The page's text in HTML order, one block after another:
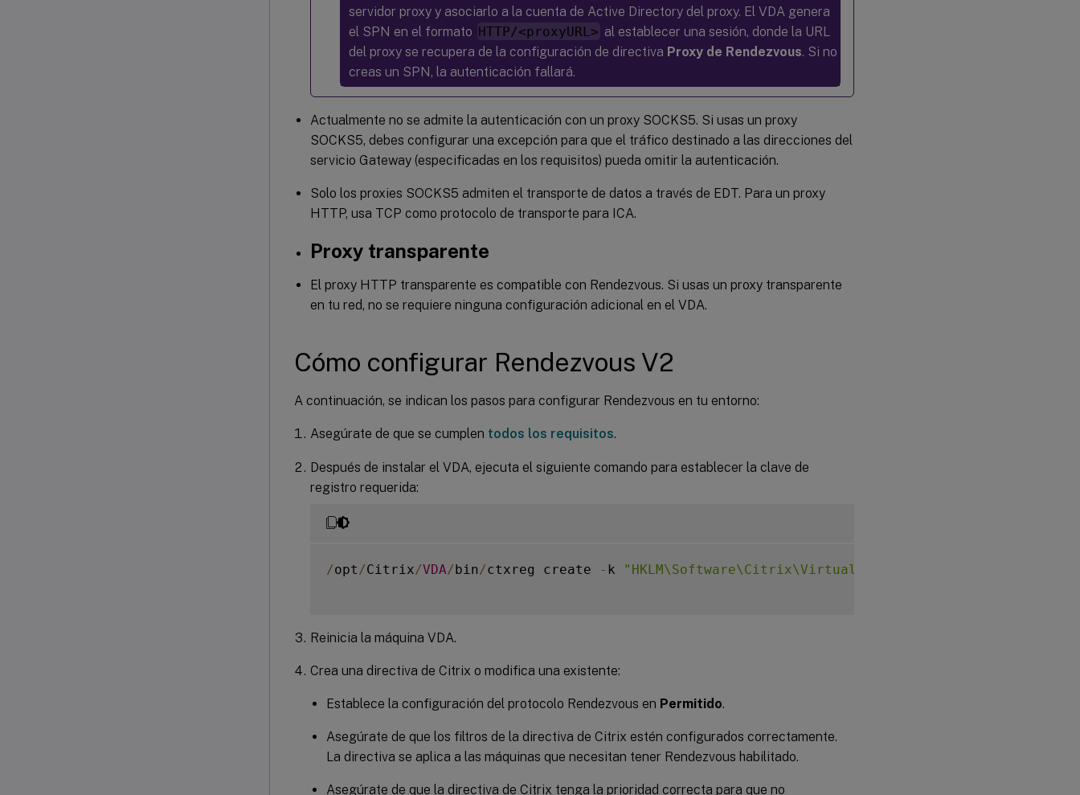
servidor proxy y asociarlo a la cuenta de Active Directory del proxy. El VDA genera
el SPN en el formato HTTP/<proxyURL> al establecer una sesión, donde la URL
del proxy se recupera de la configuración de directiva Proxy de Rendezvous. Si no
creas un SPN, la autenticación fallará.
Actualmente no se admite la autenticación con un proxy SOCKS5. Si usas un proxy
SOCKS5, debes configurar una excepción para que el tráfico destinado a las direcciones del
servicio Gateway (especificadas en los requisitos) pueda omitir la autenticación.
Solo los proxies SOCKS5 admiten el transporte de datos a través de EDT. Para un proxy
HTTP, usa TCP como protocolo de transporte para ICA.
Proxy transparente
El proxy HTTP transparente es compatible con Rendezvous. Si usas un proxy transparente
en tu red, no se requiere ninguna configuración adicional en el VDA.
Cómo configurar Rendezvous V2
A continuación, se indican los pasos para configurar Rendezvous en tu entorno:
Asegúrate de que se cumplen todos los requisitos.
Después de instalar el VDA, ejecuta el siguiente comando para establecer la clave de
registro requerida:
/opt /Citrix/VDA/bin/ctxreg create - k "HKLM\Software\Citrix\VirtualDesktopAgent"
Reinicia la máquina VDA.
Crea una directiva de Citrix o modifica una existente:
Establece la configuración del protocolo Rendezvous en Permitido.
Asegúrate de que los filtros de la directiva de Citrix estén configurados correctamente.
La directiva se aplica a las máquinas que necesitan tener Rendezvous habilitado.
Asegúrate de que la directiva de Citrix tenga la prioridad correcta para que no